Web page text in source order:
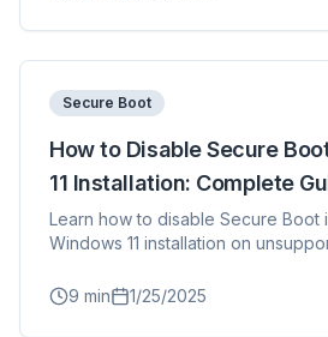
Secure Boot
How to Disable Secure
11 Installation: Complete
Learn how to disable Secure Boot
Windows 11 installation on
manufacturers.
9 min 1/25/2025